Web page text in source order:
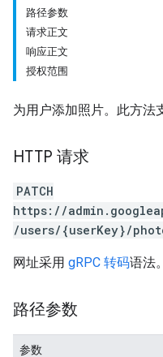
路径参数
请求正文
响应正文
授权范围
为用户添加照片。此方法
HTTP 请求
PATCH
https://
/users/{userKey}/
网址采用 gRPC 转码语法。
路径参数
参数